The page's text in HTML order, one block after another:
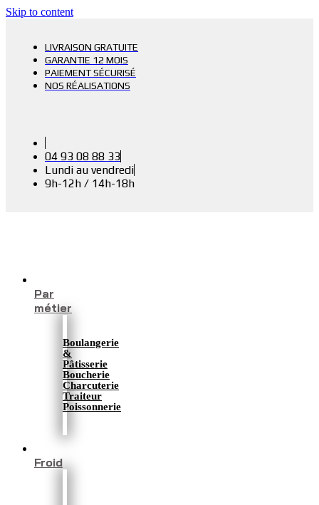
Skip to content
LIVRAISON GRATUITE
GARANTIE 12 MOIS
PAIEMENT SÉCURISÉ
NOS RÉALISATIONS
04 93 08 88 33
Lundi au vendredi
9h-12h / 14h-18h
Par
métier
Boulangerie
&
Pâtisserie
Boucherie
Charcuterie
Traiteur
Poissonnerie
Froid